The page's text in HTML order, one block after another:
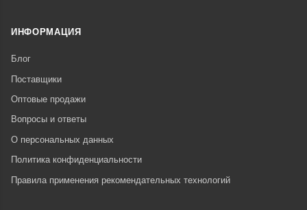
ИНФОРМАЦИЯ
Блог
Поставщики
Оптовые продажи
Вопросы и ответы
О персональных данных
Политика конфиденциальности
Правила применения рекомендательных технологий